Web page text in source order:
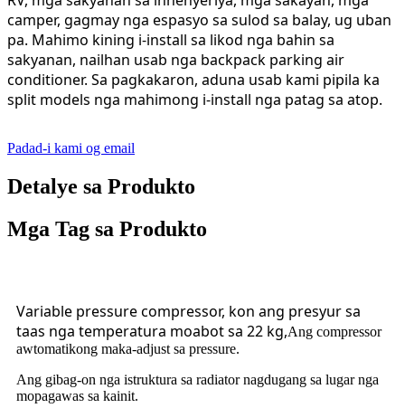
camper, gagmay nga espasyo sa sulod sa balay, ug uban
pa. Mahimo kining i-install sa likod nga bahin sa
sakyanan, nailhan usab nga backpack parking air
conditioner. Sa pagkakaron, aduna usab kami pipila ka
split models nga mahimong i-install nga patag sa atop.
Padad-i kami og email
Detalye sa Produkto
Mga Tag sa Produkto
Variable pressure compressor, kon ang presyur sa
taas nga temperatura moabot sa 22 kg,Ang compressor
awtomatikong maka-adjust sa pressure.
Ang gibag-on nga istruktura sa radiator nagdugang sa lugar nga
mopagawas sa kainit.